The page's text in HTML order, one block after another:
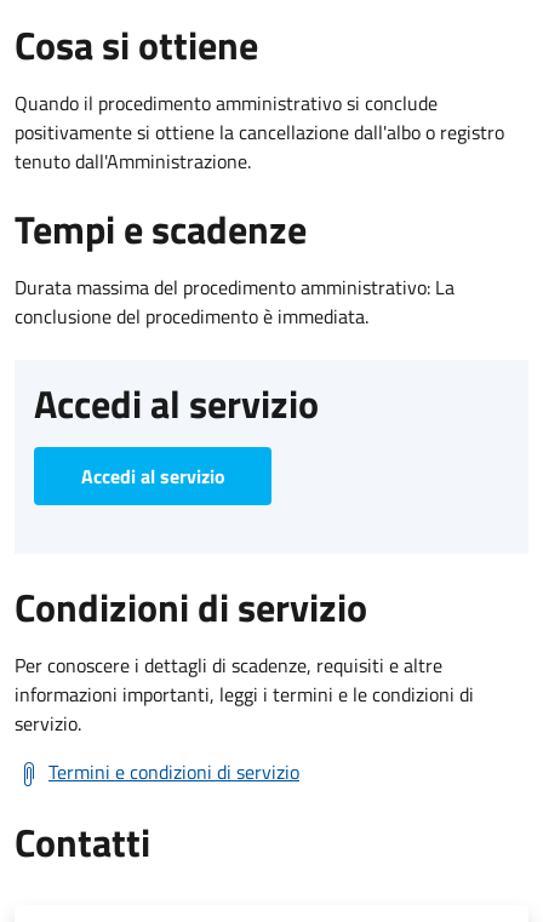
Cosa si ottiene
Quando il procedimento amministrativo si conclude
positivamente si ottiene la cancellazione dall'albo o registro
tenuto dall'Amministrazione.
Tempi e scadenze
Durata massima del procedimento amministrativo: La
conclusione del procedimento è immediata.
Accedi al servizio
Accedi al servizio
Condizioni di servizio
Per conoscere i dettagli di scadenze, requisiti e altre
informazioni importanti, leggi i termini e le condizioni di
servizio.
Termini e condizioni di servizio
Contatti